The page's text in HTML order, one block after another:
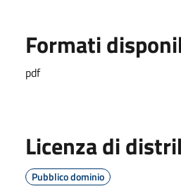
Formati
pdf
Licenza di
Pubblico dominio